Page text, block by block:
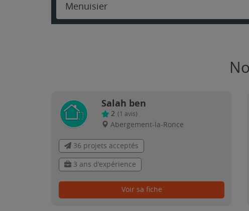
Menuisier
Salah ben
2 (1 avis)
Abergement-la-Ronce
36 projets acceptés
3 ans d'expérience
Voir sa fiche